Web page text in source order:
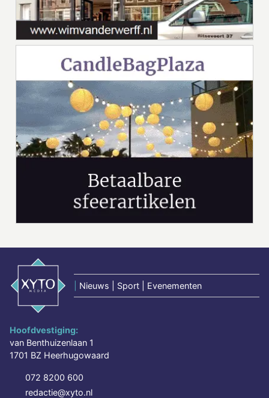
Nieuws | Sport | Evenementen
Hoofdvestiging:
van Benthuizenlaan 1
1701 BZ Heerhugowaard
072 8200 600
redactie@xyto.nl